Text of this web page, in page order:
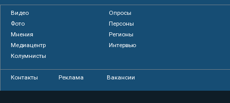
Видео
Опросы
Фото
Персоны
Мнения
Регионы
Медиацентр
Интервью
Колумнисты
Контакты Реклама Вакансии